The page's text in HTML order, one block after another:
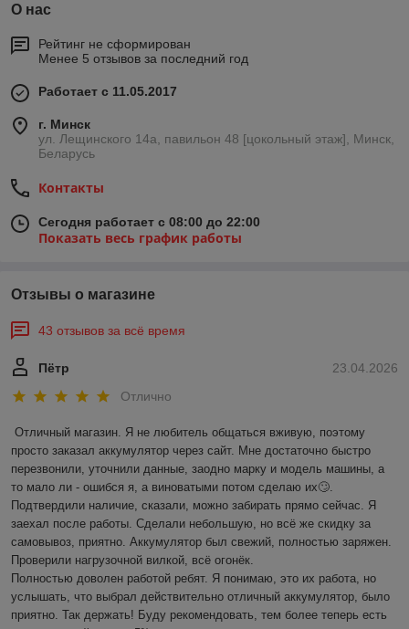
О нас
Рейтинг не сформирован
Менее 5 отзывов за последний год
Работает с 11.05.2017
г. Минск
ул. Лещинского 14а, павильон 48 [цокольный этаж], Минск,
Беларусь
Контакты
Сегодня работает с 08:00 до 22:00
Показать весь график работы
Отзывы о магазине
43 отзывов за всё время
23.04.2026
Пётр
Отлично
Отличный магазин. Я не любитель общаться вживую, поэтому
просто заказал аккумулятор через сайт. Мне достаточно быстро
перезвонили, уточнили данные, заодно марку и модель машины, а
то мало ли - ошибся я, а виноватыми потом сделаю их🙄.
Подтвердили наличие, сказали, можно забирать прямо сейчас. Я
заехал после работы. Сделали небольшую, но всё же скидку за
самовывоз, приятно. Аккумулятор был свежий, полностью заряжен.
Проверили нагрузочной вилкой, всё огонёк.
Полностью доволен работой ребят. Я понимаю, это их работа, но
услышать, что выбрал действительно отличный аккумулятор, было
приятно. Так держать! Буду рекомендовать, тем более теперь есть